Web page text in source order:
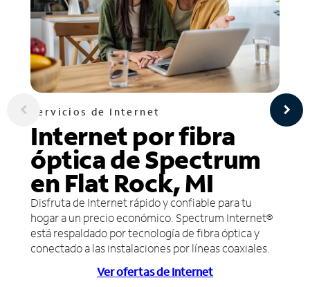
Servicios de Internet
Internet por fibra
óptica de Spectrum
en Flat Rock, MI
Disfruta de Internet rápido y confiable para tu
hogar a un precio económico. Spectrum Internet®
está respaldado por tecnología de fibra óptica y
conectado a las instalaciones por líneas coaxiales.
Ver ofertas de Internet